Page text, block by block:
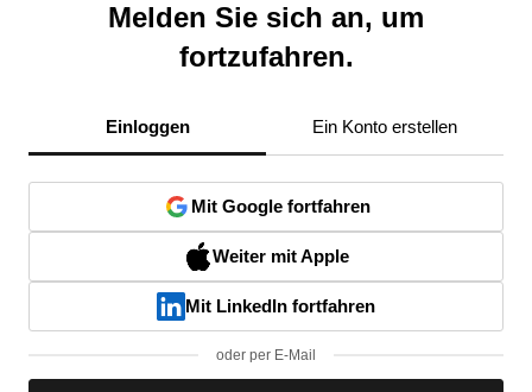
Melden Sie sich an, um
fortzufahren.
Einloggen Ein Konto erstellen
Mit Google fortfahren
Weiter mit Apple
Mit LinkedIn fortfahren
oder per E-Mail